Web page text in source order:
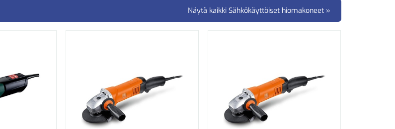
Näytä kaikki Sähkökäyttöiset hiomakoneet »